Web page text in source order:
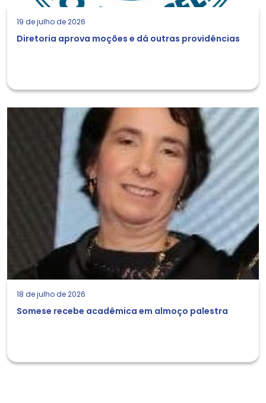
19 de julho de 2026
Diretoria aprova moções e dá outras providências
18 de julho de 2026
Somese recebe acadêmica em almoço palestra